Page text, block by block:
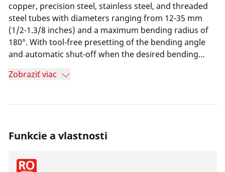
copper, precision steel, stainless steel, and threaded
steel tubes with diameters ranging from 12-35 mm
(1/2-1.3/8 inches) and a maximum bending radius of
180°. With tool-free presetting of the bending angle
and automatic shut-off when the desired bending
production. Deformation- and crease-free bending is
and more precise operation is ensured by its ease of
Zobraziť viac
Funkcie a vlastnosti